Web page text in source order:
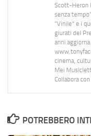
Scott-Heron
senza
"Vinile" e i
giurati del
anni
cinema,
Mei
Collabora
POTREBBERO